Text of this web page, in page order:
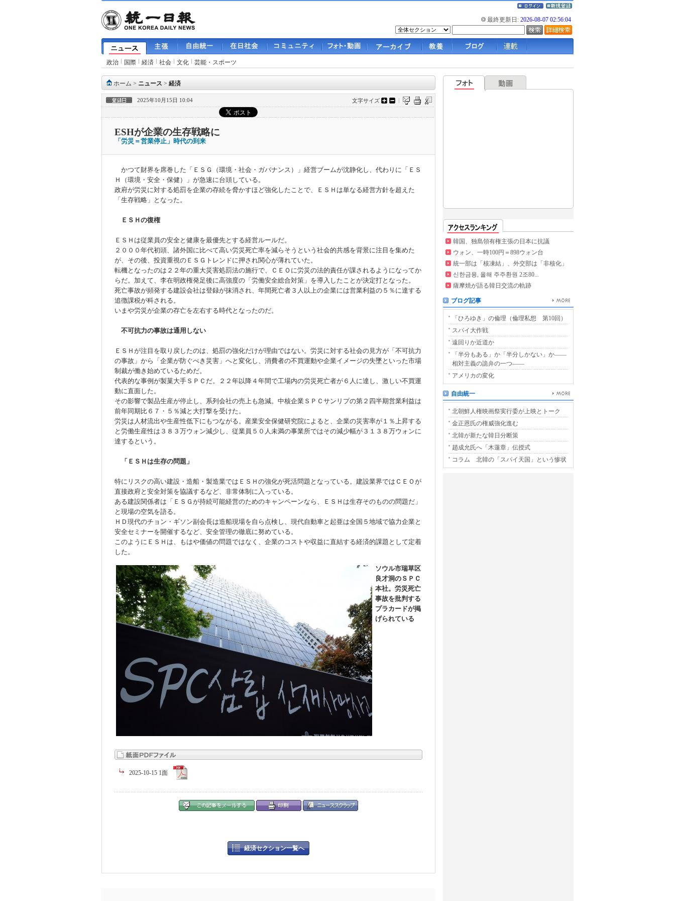
最終更新日: 2026-08-07 02:56:04
政治 国際 経済 社会 文化 芸能・スポーツ
ホーム > ニュース > 経済
2025年10月15日 10:04 文字サイズ
ESHが企業の生存戦略に
「労災＝営業停止」時代の到来
かつて財界を席巻した「ＥＳＧ（環境・社会・ガバナンス）」経営ブームが沈静化し、代わりに「ＥＳ
Ｈ（環境・安全・保健）」が急速に台頭している。
政府が労災に対する処罰を企業の存続を脅かすほど強化したことで、ＥＳＨは単なる経営方針を超えた
「生存戦略」となった。
ＥＳＨの復権
ＥＳＨは従業員の安全と健康を最優先とする経営ルールだ。
２０００年代初頭、諸外国に比べて高い労災死亡率を減らそうという社会的共感を背景に注目を集めた
が、その後、投資重視のＥＳＧトレンドに押され関心が薄れていた。
転機となったのは２２年の重大災害処罰法の施行で、ＣＥＯに労災の法的責任が課されるようになってか
らだ。加えて、李在明政権発足後に高強度の「労働安全総合対策」を導入したことが決定打となった。
死亡事故が頻発する建設会社は登録が抹消され、年間死亡者３人以上の企業には営業利益の５％に達する
追徴課税が科される。
いまや労災が企業の存亡を左右する時代となったのだ。
不可抗力の事故は通用しない
ＥＳＨが注目を取り戻したのは、処罰の強化だけが理由ではない。労災に対する社会の見方が「不可抗力
の事故」から「企業が防ぐべき災害」へと変化し、消費者の不買運動や企業イメージの失墜といった市場
制裁が働き始めているためだ。
代表的な事例が製菓大手ＳＰＣだ。２２年以降４年間で工場内の労災死亡者が６人に達し、激しい不買運
動に直面した。
その影響で製品生産が停止し、系列会社の売上も急減。中核企業ＳＰＣサンリプの第２四半期営業利益は
前年同期比６７・５％減と大打撃を受けた。
労災は人材流出や生産性低下にもつながる。産業安全保健研究院によると、企業の災害率が１％上昇する
と労働生産性は３８３万ウォン減少し、従業員５０人未満の事業所ではその減少幅が３１３８万ウォンに
達するという。
「ＥＳＨは生存の問題」
特にリスクの高い建設・造船・製造業ではＥＳＨの強化が死活問題となっている。建設業界ではＣＥＯが
直接政府と安全対策を協議するなど、非常体制に入っている。
ある建設関係者は「ＥＳＧが持続可能経営のためのキャンペーンなら、ＥＳＨは生存そのものの問題だ」
と現場の空気を語る。
ＨＤ現代のチョン・ギソン副会長は造船現場を自ら点検し、現代自動車と起亜は全国５地域で協力企業と
安全セミナーを開催するなど、安全管理の徹底に努めている。
このようにＥＳＨは、もはや価値の問題ではなく、企業のコストや収益に直結する経済的課題として定着
した。
ソウル市瑞草区
良才洞のＳＰＣ
本社。労災死亡
事故を批判する
プラカードが掲
げられている
2025-10-15 1面
経済セクション一覧へ
韓国、独島領有権主張の日本に抗議
ウォン、一時100円＝898ウォン台
統一部は「核凍結」、外交部は「非核化」
신한금융, 올해 주주환원 2조80...
薩摩焼が語る韓日交流の軌跡
ブログ記事
「ひろゆき」の倫理（倫理私想 第10回）
スパイ大作戦
遠回りか近道か
「半分もある」か「半分しかない」か――
相対主義の詭弁の一つ――
アメリカの変化
自由統一
北朝鮮人権映画祭実行委が上映とトーク
金正恩氏の権威強化進む
北韓が新たな韓日分断策
趙成允氏へ「木蓮章」伝授式
コラム 北韓の「スパイ天国」という惨状